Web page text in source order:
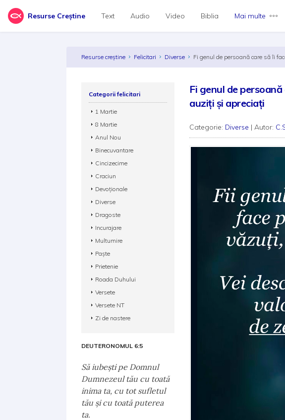
Resurse Creștine Text Audio Video Biblia Mai multe
Resurse creștine Felicitari Diverse Fi genul de persoană care să îi
Fi genul de
auziți și apreciați
Categorie: Diverse | Autor:
Categorii felicitari
1 Martie
8 Martie
Anul Nou
Binecuvantare
Cincizecime
Craciun
Devoționale
Diverse
Dragoste
Incurajare
Multumire
Paște
Prietenie
Roada Duhului
Versete
Versete NT
Zi de nastere
DEUTERONOMUL 6:5
Să iubeşti pe Domnul
Dumnezeul tău cu toată
inima ta, cu tot sufletul
tău şi cu toată puterea
ta.